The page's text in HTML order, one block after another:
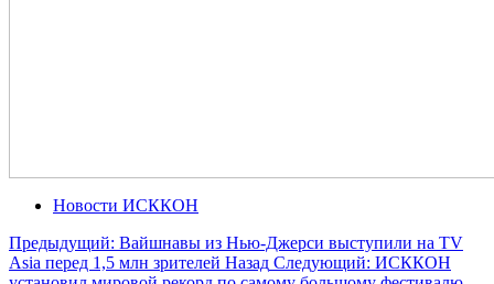
Новости ИСККОН
Предыдущий: Вайшнавы из Нью-Джерси выступили на TV
Asia перед 1,5 млн зрителей Назад Следующий: ИСККОН